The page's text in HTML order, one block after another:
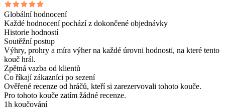
Globální hodnocení
Každé hodnocení pochází z dokončené objednávky
Historie hodností
Soutěžní postup
Výhry, prohry a míra výher na každé úrovni hodnosti, na které tento
kouč hrál.
Zpětná vazba od klientů
Co říkají zákazníci po sezení
Ověřené recenze od hráčů, kteří si zarezervovali tohoto kouče.
Pro tohoto kouče zatím žádné recenze.
1h koučování